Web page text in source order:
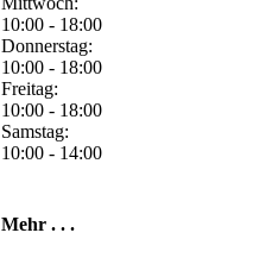
10:00 - 18:00
Donnerstag:
10:00 - 18:00
Freitag:
10:00 - 18:00
Samstag:
10:00 - 14:00
Mehr . . .